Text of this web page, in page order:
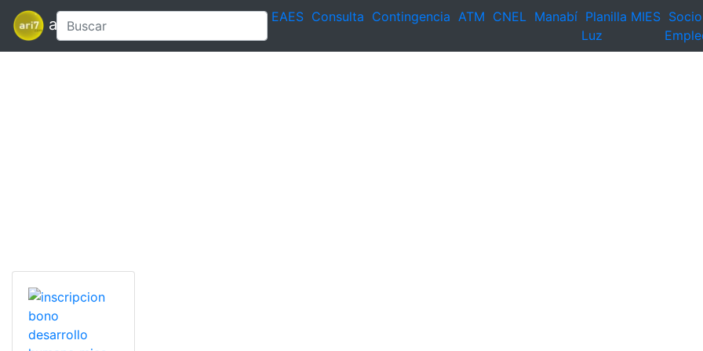
ari7 EAES Consulta Contingencia ATM CNEL Manabí Planilla
Luz
MIES Socio